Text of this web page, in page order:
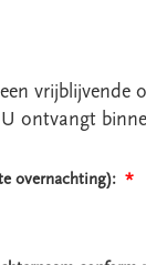
vrijblijvende
ontvangt
overnachting): *